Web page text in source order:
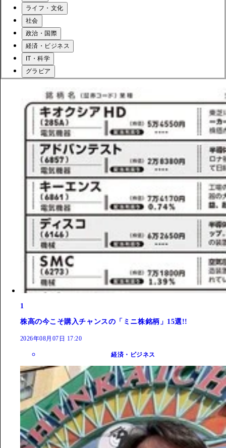
ライフ・文化
社会
政治・国際
経済・ビジネス
IT・科学
グラビア
1
株高の今こそ購入チャンスの「ミニ株銘柄」15選!!
2026年08月07日 17:20
経済・ビジネス